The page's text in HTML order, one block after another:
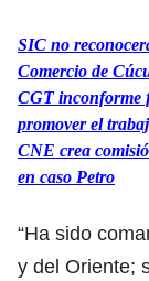
SIC no
Comercio de
CGT inconforme
promover el
CNE crea
en caso Petro
“Ha sido
y del Oriente;